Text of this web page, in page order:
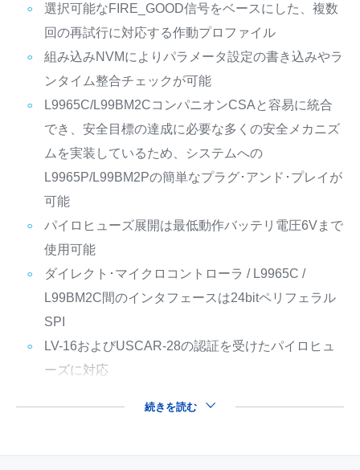
選択可能なFIRE_GOOD信号をベースにした、複数
回の再試行に対応する作動プロファイル
組み込みNVMによりパラメータ設定の書き込みやラ
ンタイム整合チェックが可能
L9965C/L99BM2CコンパニオンCSAと容易に統合
でき、安全目標の達成に必要な多くの安全メカニズ
ムを実装しているため、システムへの
L9965P/L99BM2Pの簡単なプラグ･アンド･プレイが
可能
パイロヒューズ展開は最低動作バッテリ電圧6Vまで
使用可能
ダイレクト･マイクロコントローラ / L9965C /
L99BM2C間のインタフェースは24bitペリフェラル
SPI
LV-16およびUSCAR-28の認証を受けたパイロヒュ
ーズに対応
続きを読む